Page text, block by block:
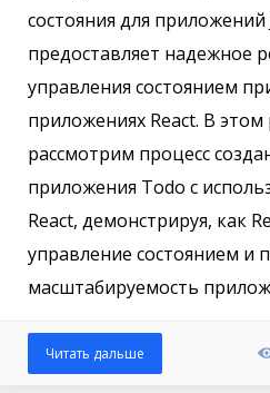
состояния для приложений
предоставляет надежное
управления состоянием
приложениях React. В
рассмотрим процесс
приложения Todo с
React, демонстрируя, как
управление состоянием и
масштабируемость
Читать дальше